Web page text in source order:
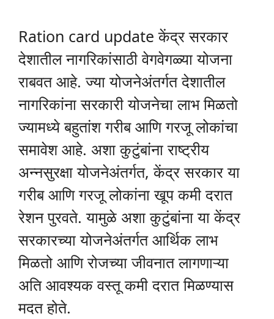
Ration card update केंद्र सरकार
देशातील नागरिकांसाठी वेगवेगळ्या योजना
राबवत आहे. ज्या योजनेअंतर्गत देशातील
नागरिकांना सरकारी योजनेचा लाभ मिळतो
ज्यामध्ये बहुतांश गरीब आणि गरजू लोकांचा
समावेश आहे. अशा कुटुंबांना राष्ट्रीय
अन्नसुरक्षा योजनेअंतर्गत, केंद्र सरकार या
गरीब आणि गरजू लोकांना खूप कमी दरात
रेशन पुरवते. यामुळे अशा कुटुंबांना या केंद्र
सरकारच्या योजनेअंतर्गत आर्थिक लाभ
मिळतो आणि रोजच्या जीवनात लागणाऱ्या
अति आवश्यक वस्तू कमी दरात मिळण्यास
मदत होते.